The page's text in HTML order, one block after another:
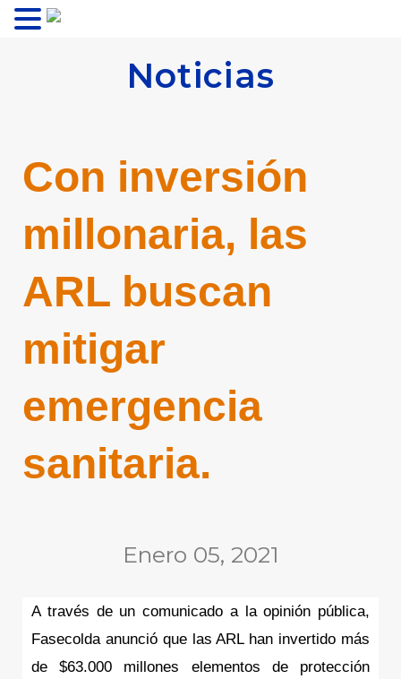
Noticias
Con inversión
millonaria, las
ARL buscan
mitigar
emergencia
sanitaria.
Enero 05, 2021
A través de un comunicado a la opinión pública,
Fasecolda anunció que las ARL han invertido más
de $63.000 millones elementos de protección